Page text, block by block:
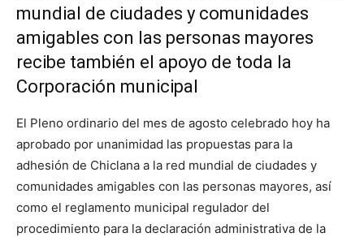
mundial de ciudades y comunidades
amigables con las personas mayores
recibe también el apoyo de toda la
Corporación municipal
El Pleno ordinario del mes de agosto celebrado hoy ha
aprobado por unanimidad las propuestas para la
adhesión de Chiclana a la red mundial de ciudades y
comunidades amigables con las personas mayores, así
como el reglamento municipal regulador del
procedimiento para la declaración administrativa de la